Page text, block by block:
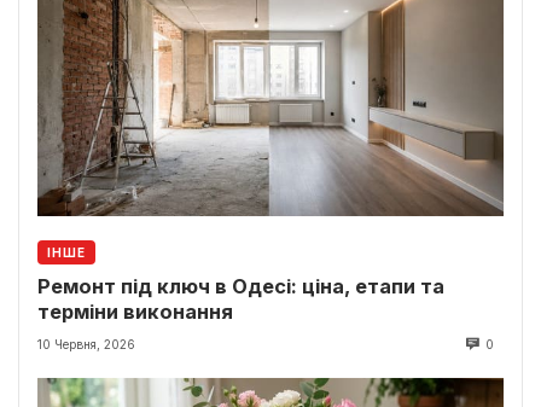
ІНШЕ
Ремонт під ключ в Одесі: ціна, етапи та
терміни виконання
10 Червня, 2026 0